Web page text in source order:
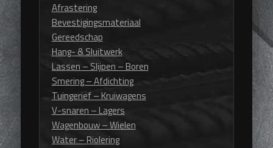
Afrastering
Bevestigingsmateriaal
Gereedschap
Hang- & Sluitwerk
Lassen – Slijpen – Boren
Smering – Afdichting
Tuingerief – Kruiwagens
V-snaren – Lagers
Wagenbouw – Wielen
Water – Riolering